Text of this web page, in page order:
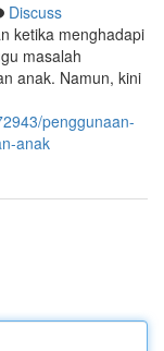
Discuss
ketika menghadapi
masalah
anak. Namun, kini
penggunaan-
anak